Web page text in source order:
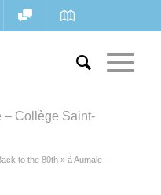
– Collège Saint-
to the 80th » à Aumale –